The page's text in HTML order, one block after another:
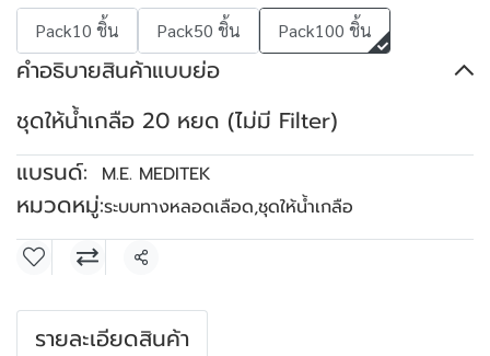
Pack10 ชิ้น Pack50 ชิ้น Pack100 ชิ้น
คำอธิบายสินค้าแบบย่อ
ชุดให้น้ำเกลือ 20 หยด (ไม่มี Filter)
แบรนด์:
M.E. MEDITEK
หมวดหมู่:ระบบทางหลอดเลือด,ชุดให้น้ำเกลือ
แชร์
รายละเอียดสินค้า